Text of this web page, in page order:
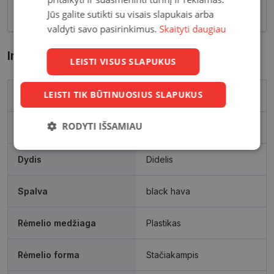
akcentas.
Informacija apie prekę
Prekės ženklas FURLA
Rėmelio matmenys, mm
Dydis Didelis
Spalva black hava
Rėmelio medžiaga Plastikas
Rėmelio forma Stačiakampis
Jūs galite sutikti su visais slapukais arba
valdyti savo pasirinkimus. Skaityti daugiau
LEISTI VISUS SLAPUKUS
LEISTI TIK BŪTINUOSIUS SLAPUKUS
RODYTI IŠSAMIAU
Būtinieji
Statistikos
slapukai
Rinkodaros
slapukai
Neklasifikuoti
slapukai